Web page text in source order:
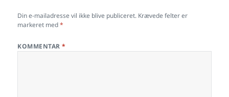
Din e-mailadresse vil ikke blive publiceret. Krævede felter er
markeret med*
KOMMENTAR*